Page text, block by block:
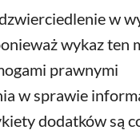
w
wykaz ten
prawnymi
w sprawie
dodatków są